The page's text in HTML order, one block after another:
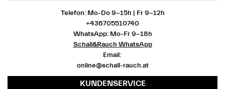
Telefon: Mo-Do 9-15h | Fr 9-12h
+436705510740
WhatsApp: Mo-Fr 9-18h
Schall&Rauch WhatsApp
Email:
online@schall-rauch.at
KUNDENSERVICE